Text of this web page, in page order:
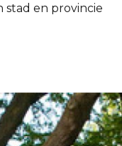
stad en provincie